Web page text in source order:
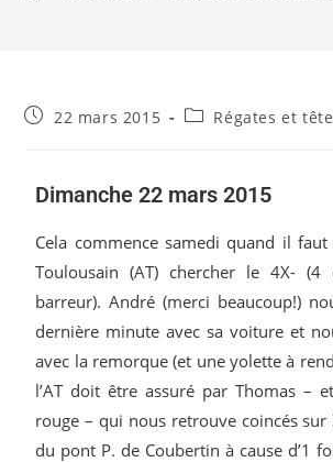
22 mars 2015 Régates et
Dimanche 22 mars 2015
Cela commence samedi quand il
Toulousain (AT) chercher le 4X- (4
barreur). André (merci beaucoup!)
dernière minute avec sa voiture et
avec la remorque (et une yolette à
l’AT doit être assuré par Thomas –
rouge – qui nous retrouve coincés
du pont P. de Coubertin à cause d’1